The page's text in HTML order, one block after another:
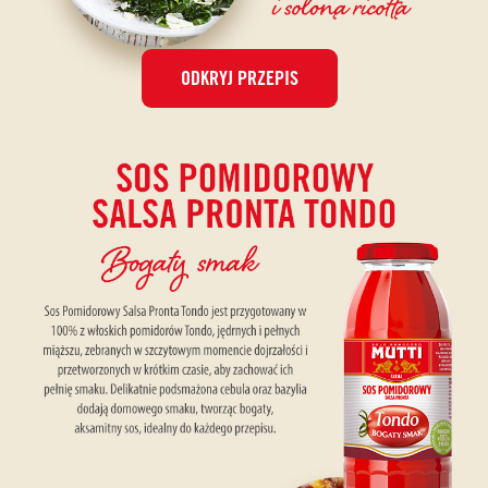
ODKRYJ PRZEPIS